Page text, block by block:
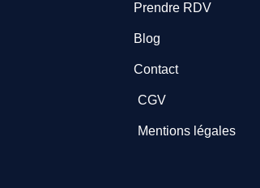
Prendre RDV
Blog
Contact
CGV
Mentions légales